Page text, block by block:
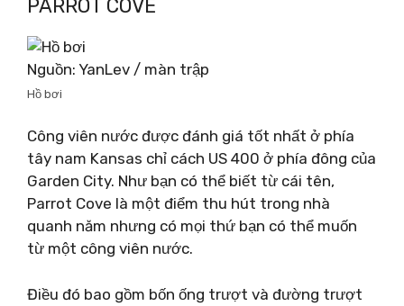
PARROT COVE
Nguồn: YanLev / màn trập
Hồ bơi
Công viên nước được đánh giá tốt nhất ở phía
tây nam Kansas chỉ cách US 400 ở phía đông của
Garden City. Như bạn có thể biết từ cái tên,
Parrot Cove là một điểm thu hút trong nhà
quanh năm nhưng có mọi thứ bạn có thể muốn
từ một công viên nước.
Điều đó bao gồm bốn ống trượt và đường trượt